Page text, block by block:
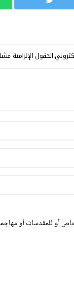
الحقول الإلزامية
أو للمقدسات أو